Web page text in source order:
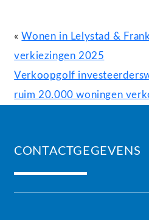
«Wonen in Lelystad &
verkiezingen 2025
Verkoopgolf
ruim 20.000 woningen
CONTACTGEGEVENS